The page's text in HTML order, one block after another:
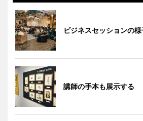
ビジネスセッションの
講師の手本も展示する